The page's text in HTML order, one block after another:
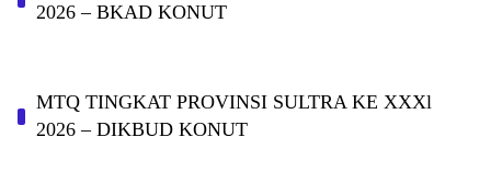
2026 – BKAD KONUT
MTQ TINGKAT PROVINSI SULTRA KE XXXl
2026 – DIKBUD KONUT